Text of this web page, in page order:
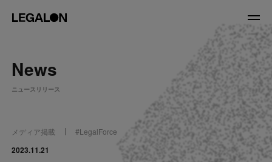
About
役員紹介
Service
News
ニュースリリース
メディア掲載 #LegalForce
2023.11.21